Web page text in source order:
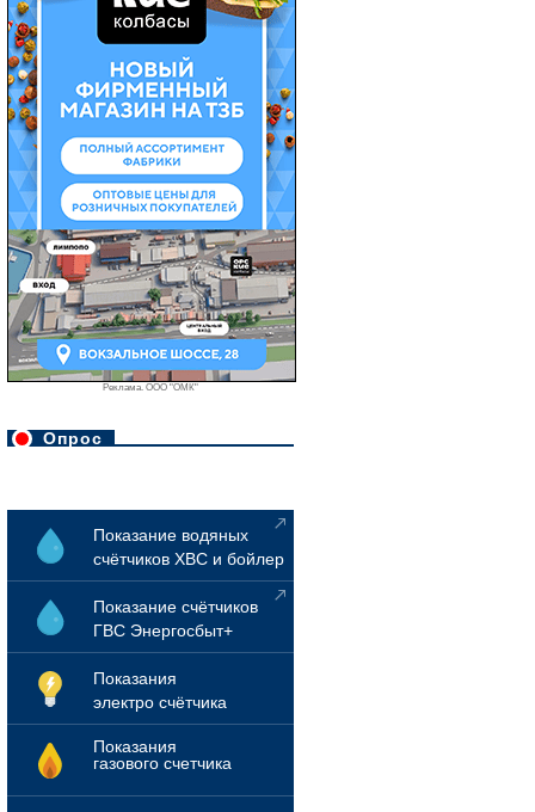
Реклама. ООО "ОМК"
Опрос
Показание водяных
счётчиков ХВС и бойлер
Показание счётчиков
ГВС Энергосбыт+
Показания
электро счётчика
Показания
газового счетчика